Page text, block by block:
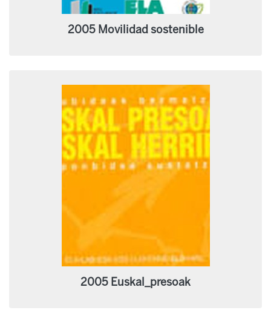
2005 Movilidad sostenible
2005 Euskal_presoak